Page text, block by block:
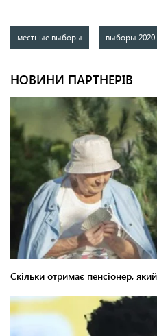
местные выборы выборы 2020